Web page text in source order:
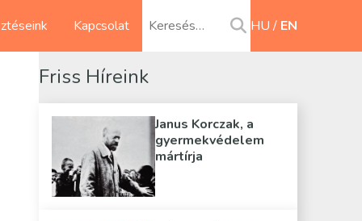
Kapcsolat HU EN
Friss Híreink
Janus Korczak, a
gyermekvédelem
mártírja